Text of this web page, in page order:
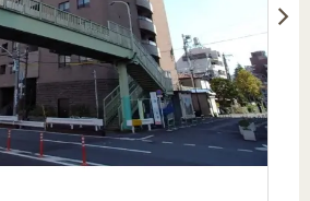
住宅ロー
ンシミュ
住まい1プ
ラス（お
周辺相場
検索
ラス（お
役立ちコ
ラム）
売却ガイ